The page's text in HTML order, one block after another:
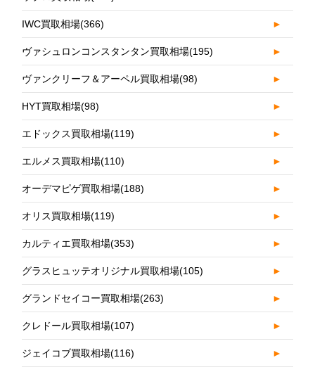
IWC買取相場(366) ►
ヴァシュロンコンスタンタン買取相場(195) ►
ヴァンクリーフ＆アーペル買取相場(98) ►
HYT買取相場(98) ►
エドックス買取相場(119) ►
エルメス買取相場(110) ►
オーデマピゲ買取相場(188) ►
オリス買取相場(119) ►
カルティエ買取相場(353) ►
グラスヒュッテオリジナル買取相場(105) ►
グランドセイコー買取相場(263) ►
クレドール買取相場(107) ►
ジェイコブ買取相場(116) ►